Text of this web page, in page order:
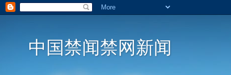
中国禁闻禁网新闻